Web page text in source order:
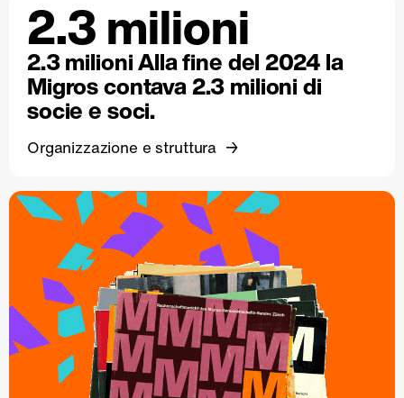
2.3 milioni
2.3 milioni Alla fine del 2024 la
Migros contava 2.3 milioni di
socie e soci.
Organizzazione e struttura